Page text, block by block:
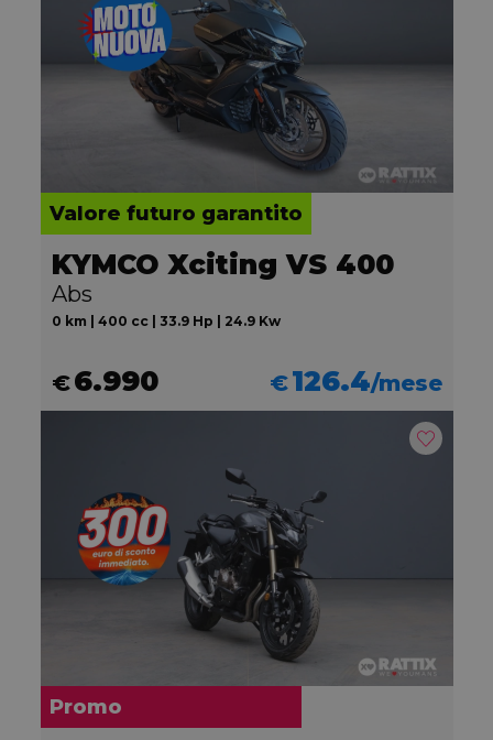
Valore futuro garantito
KYMCO Xciting VS 400
Abs
0 km | 400 cc | 33.9 Hp | 24.9 Kw
€6.990 €126.4/mese
Promo